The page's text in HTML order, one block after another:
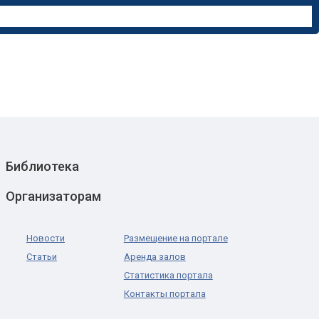
Библиотека
Новости
Статьи
Организаторам
Размещение на портале
Аренда залов
Статистика портала
Контакты портала